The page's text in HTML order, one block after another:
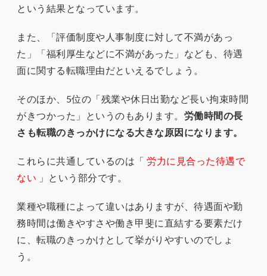
という結果となっています。
また、「評価制度や人事制度に対して不満があっ
た」「福利厚生などに不満があった」なども、待遇
面に関する転職理由だといえるでしょう。
そのほか、5位の「残業や休日出勤など長い拘束時間
がきつかった」というのもあります。 労働時間の長
さも転職のきっかけになる大きな原因になります。
これらに共通しているのは「 労力に見合った待遇で
ない 」という部分です。
業種や職種によって違いはありますが、待遇面や勤
務時間は働きやすさや働き甲斐に直結する要素だけ
に、転職のきっかけとして挙がりやすいのでしょ
う。